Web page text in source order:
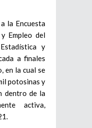
la Encuesta
Empleo del
y
a finales
en la cual se
potosinas y
dentro de la
activa,